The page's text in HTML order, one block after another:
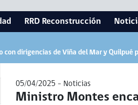
RRD Reconstrucción
dirigencias de Viña del Mar y
05/04/2025 - Noticias
Ministro Montes